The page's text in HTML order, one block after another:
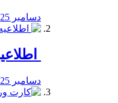
دسامبر 25, 2019
دسامبر 25, 2019